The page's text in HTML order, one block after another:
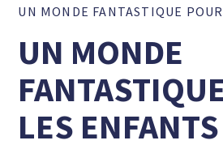
UN MONDE FANTASTIQUE
UN MONDE
LES ENFANTS